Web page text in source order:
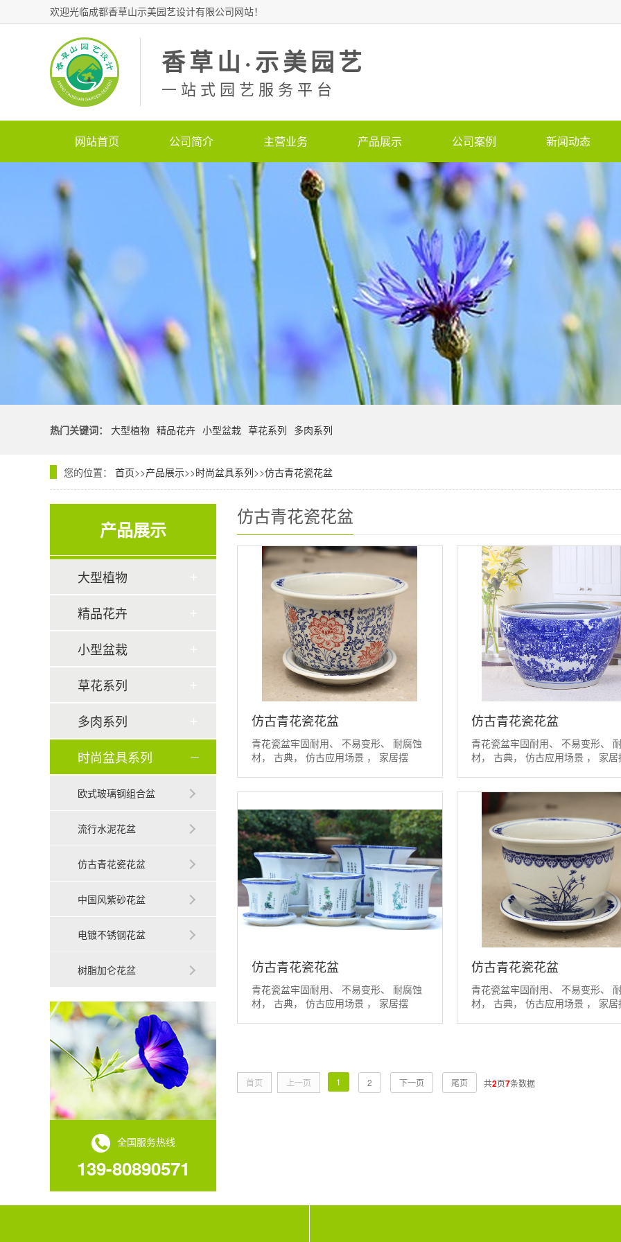
欢迎光临成都香草山示美园艺设计有限公司网站！
香草山·示美园艺
一站式园艺服务平台
网站首页 公司简介 主营业务 产品展示 公司案例 新闻动态
热门关键词： 大型植物 精品花卉 小型盆栽 草花系列 多肉系列
您的位置： 首页>>产品展示>>时尚盆具系列>>仿古青花瓷花盆
产品展示
大型植物
精品花卉
小型盆栽
草花系列
多肉系列
时尚盆具系列
欧式玻璃钢组合盆
流行水泥花盆
仿古青花瓷花盆
中国风紫砂花盆
电镀不锈钢花盆
树脂加仑花盆
全国服务热线
139-80890571
仿古青花瓷花盆
仿古青花瓷花盆
青花瓷盆牢固耐用、 不易变形、 耐腐蚀
材， 古典， 仿古应用场景 ， 家居摆
仿古青花瓷花盆
青花瓷盆牢固耐用、 不易变形、
材， 古典， 仿古应用场景 ， 家居
仿古青花瓷花盆
青花瓷盆牢固耐用、 不易变形、 耐腐蚀
材， 古典， 仿古应用场景 ， 家居摆
仿古青花瓷花盆
青花瓷盆牢固耐用、 不易变形、
材， 古典， 仿古应用场景 ， 家居
首页 上一页 1 2 下一页 尾页 共2页7条数据